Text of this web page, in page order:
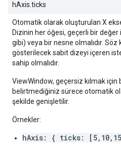
hAxis.ticks
Otomatik olarak oluşturulan X
Dizinin her öğesi, geçerli bir
gibi) veya bir nesne olmalıdır.
gösterilecek sabit dizeyi içeren
sahip olmalıdır.
ViewWindow, geçersiz kılmak için
belirtmediğiniz sürece otomatik
şekilde genişletilir.
Örnekler:
hAxis: { ticks: